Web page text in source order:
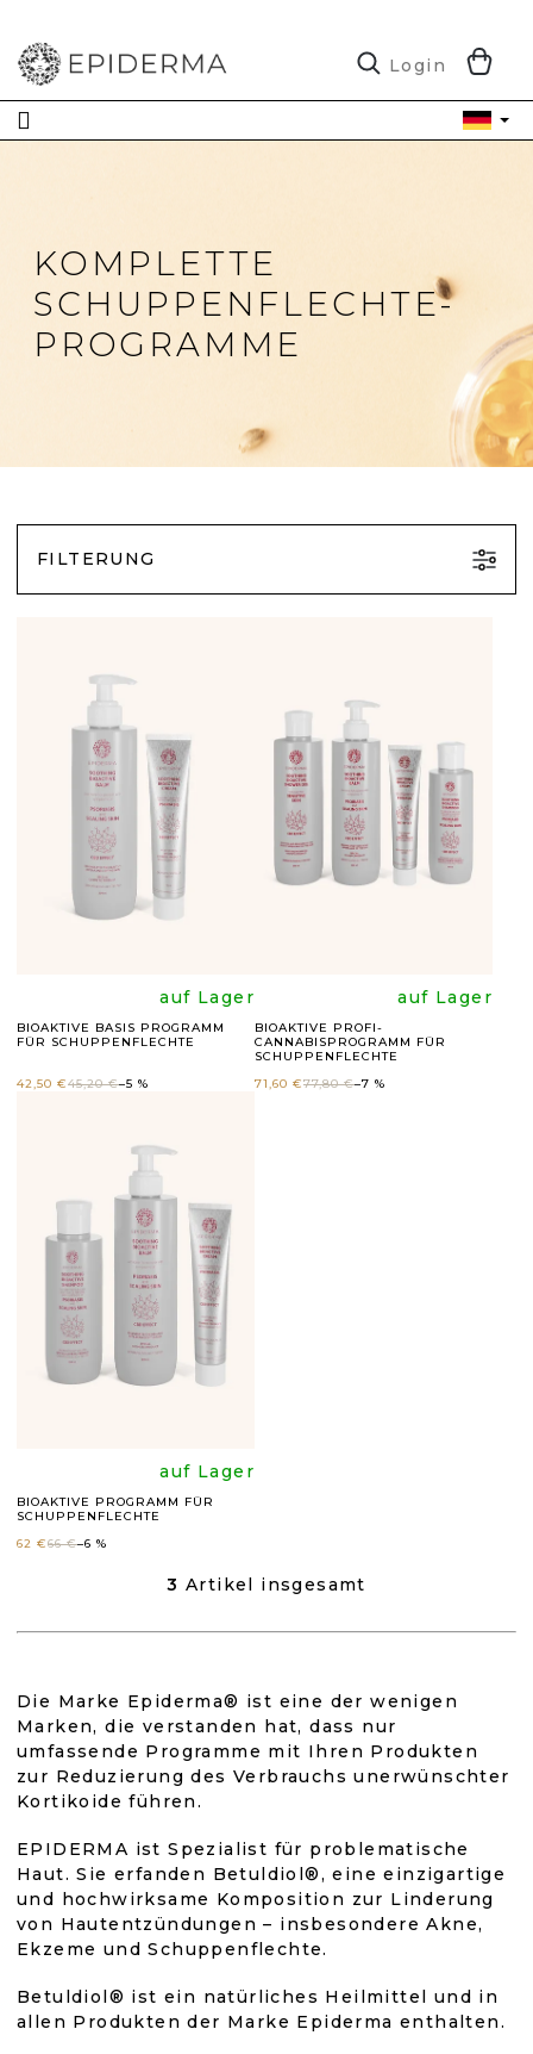
springen
Login
KOMPLETTE
SCHUPPENFLECHTE-
PROGRAMME
FILTERUNG
O
BIOAKTIVE BASIS PROGRAMM
FÜR SCHUPPENFLECHTE
Die
ist
4,8
von
5
auf Lager
42,50 €45,20 €–5 %
BIOAKTIVE PROFI-
CANNABISPROGRAMM FÜR
SCHUPPENFLECHTE
Die
auf Lager
71,60 €77,80 €–7 %
BIOAKTIVE PROGRAMM FÜR
SCHUPPENFLECHTE
Die
5,0
von
5
Sternen.
auf Lager
62 €66 €–6 %
S
E
R
E
L
E
N
T
E
D
E
R
I
S
3 Artikel insgesamt
Die Marke Epiderma® ist eine der wenigen
Marken, die verstanden hat, dass nur
umfassende Programme mit Ihren Produkten
zur Reduzierung des Verbrauchs unerwünschter
Kortikoide führen.
EPIDERMA ist Spezialist für problematische
Haut. Sie erfanden Betuldiol®, eine einzigartige
und hochwirksame Komposition zur Linderung
von Hautentzündungen – insbesondere Akne,
Ekzeme und Schuppenflechte.
Betuldiol® ist ein natürliches Heilmittel und in
allen Produkten der Marke Epiderma enthalten.